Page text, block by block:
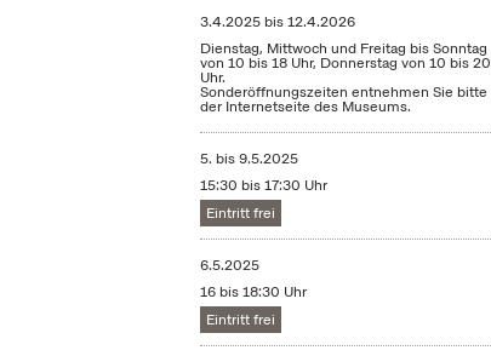
3.4.2025 bis12.4.2026
Dienstag, Mittwoch und Freitag bis Sonntag
von 10 bis 18 Uhr, Donnerstag von 10 bis 20
Uhr.
Sonderöffnungszeiten entnehmen Sie bitte
der Internetseite des Museums.
5. bis9.5.2025
15:30 bis 17:30 Uhr
Eintritt frei
6.5.2025
16 bis 18:30 Uhr
Eintritt frei